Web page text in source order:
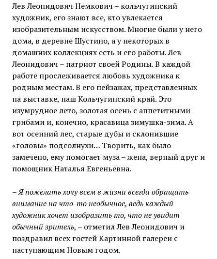
Лев Леонидович Немкович – кольчугинский
художник, его знают все, кто увлекается
изобразительным искусством. Многие были у него
дома, в деревне Шустино, а у некоторых в
домашних коллекциях есть и его работы. Лев
Леонидович – патриот своей Родины. В каждой
работе прослеживается любовь художника к
родным местам. В его пейзажах, представленных
на выставке, наш Кольчугинский край. Это
изумрудное лето, золотая осень с аппетитными
грибами и, конечно, красавица зимушка-зима. А
вот осенний лес, старые дубы и склонившие
«головы» подсолнухи… Творить, как было
замечено, ему помогает муза – жена, верный друг и
помощник Наталья Евгеньевна.
–Я пожелать хочу всем в жизни всегда обращать
внимание на что-то необычное, ведь каждый
художник хочет изобразить то, что не увидит
обычный зритель, – отметил Лев Леонидович и
поздравил всех гостей Картинной галереи с
наступающим Новым годом.